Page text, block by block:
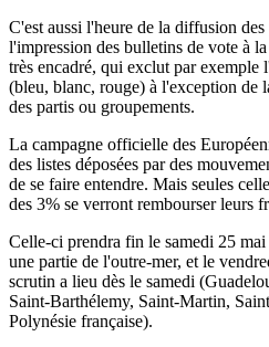
C'est aussi l'heure de la diffusion
l'impression des bulletins de vote à
très encadré, qui exclut par exemple
(bleu, blanc, rouge) à l'exception de
des partis ou groupements.
La campagne officielle des
des listes déposées par des
de se faire entendre. Mais seules
des 3% se verront rembourser leurs
Celle-ci prendra fin le samedi 25
une partie de l'outre-mer, et le
scrutin a lieu dès le samedi
Saint-Barthélemy, Saint-Martin,
Polynésie française).